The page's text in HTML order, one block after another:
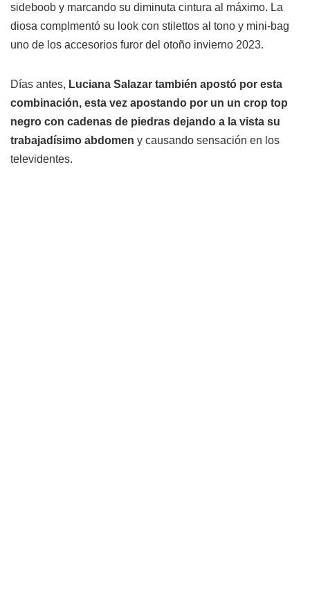
sideboob y marcando su diminuta cintura al máximo. La
diosa complmentó su look con stilettos al tono y mini-bag
uno de los accesorios furor del otoño invierno 2023.
Días antes, Luciana Salazar también apostó por esta
combinación, esta vez apostando por un un crop top
negro con cadenas de piedras dejando a la vista su
trabajadísimo abdomen y causando sensación en los
televidentes.